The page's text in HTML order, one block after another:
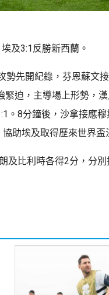
及3:1反勝新西蘭。
勢先開紀錄，芬恩蘇文
迫，主導場上形勢，
。8分鐘後，沙拿接應穆
助埃及取得歷來世界盃
及比利時各得2分，分